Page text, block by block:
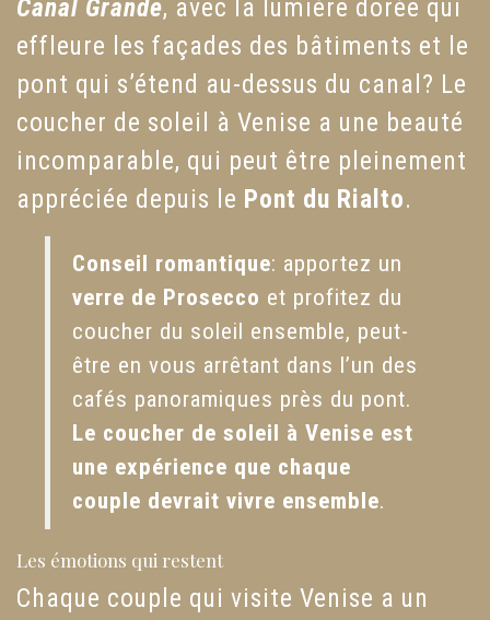
Canal Grande, avec la lumière dorée qui
effleure les façades des bâtiments et le
pont qui s’étend au-dessus du canal? Le
coucher de soleil à Venise a une beauté
incomparable, qui peut être pleinement
appréciée depuis le Pont du Rialto.
Conseil romantique: apportez un
verre de Prosecco et profitez du
coucher du soleil ensemble, peut-
être en vous arrêtant dans l’un des
cafés panoramiques près du pont.
Le coucher de soleil à Venise est
une expérience que chaque
couple devrait vivre ensemble.
Les émotions qui restent
Chaque couple qui visite Venise a un